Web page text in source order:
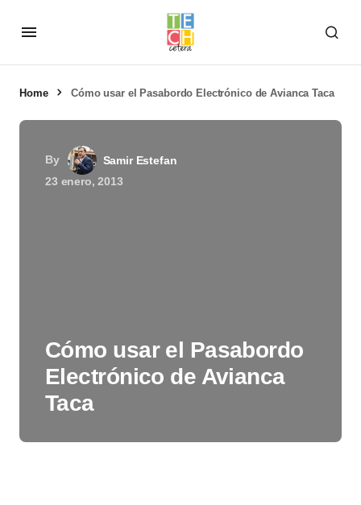
Home Cómo usar el Pasabordo Electrónico de Avianca Taca
By
Samir Estefan
23 enero, 2013
Cómo usar el Pasabordo
Electrónico de Avianca
Taca